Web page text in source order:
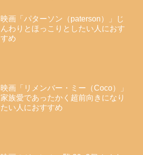
映画「パターソン（paterson）」じ
んわりとほっこりとしたい人におす
すめ
映画「リメンバー・ミー（Coco）」
家族愛であったかく超前向きになり
たい人におすすめ